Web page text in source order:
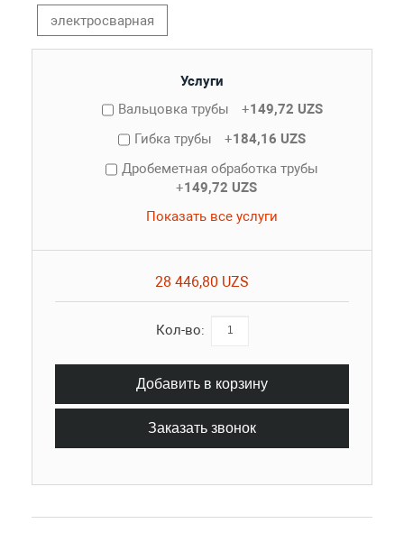
электросварная
Услуги
Вальцовка трубы
+149,72 UZS
Гибка трубы
+184,16 UZS
Дробеметная обработка трубы
+149,72 UZS
Показать все услуги
28 446,80 UZS
Кол-во:
Добавить в корзину
Заказать звонок